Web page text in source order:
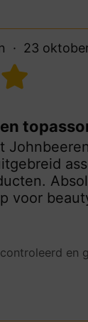
23
voor
en